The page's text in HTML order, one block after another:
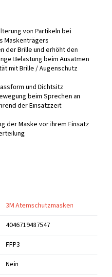
von Partikeln bei
Maskenträgers
der Brille und erhöht den
Belastung beim Ausatmen
mit Brille / Augenschutz
und Dichtsitz
beim Sprechen an
der Einsatzzeit
der Maske vor ihrem Einsatz
3M Atemschutzmasken
4046719487547
FFP3
Nein